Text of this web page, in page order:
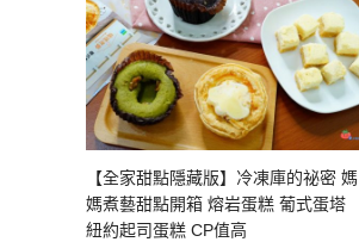
【全家甜點隱藏版】冷凍庫的祕密 媽
媽煮藝甜點開箱 熔岩蛋糕 葡式蛋塔
紐約起司蛋糕 CP值高